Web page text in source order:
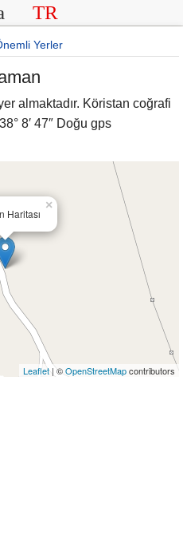
TR
Yerler
almaktadır. Köristan coğrafi
8′ 47″ Doğu gps
Haritası
×
Leaflet| ©OpenStreetMapcontributors